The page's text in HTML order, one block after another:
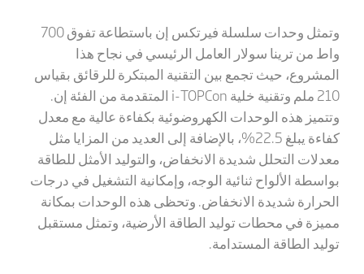
وتمثل وحدات سلسلة فيرتكس إن باستطاعة تفوق 700
واط من ترينا سولار العامل الرئيسي في نجاح هذا
المشروع، حيث تجمع بين التقنية المبتكرة للرقائق بقياس
210 ملم وتقنية خلية
i-TOPCon المتقدمة من الفئة إن.
وتتميز هذه الوحدات الكهروضوئية بكفاءة عالية مع معدل
كفاءة يبلغ 22.5%، بالإضافة إلى العديد من المزايا مثل
معدلات التحلل شديدة الانخفاض، والتوليد الأمثل للطاقة
بواسطة الألواح ثنائية الوجه، وإمكانية التشغيل في درجات
الحرارة شديدة الانخفاض. وتحظى هذه الوحدات بمكانة
مميزة في محطات توليد الطاقة الأرضية، وتمثل مستقبل
توليد الطاقة المستدامة.